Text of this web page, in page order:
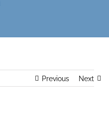
Previous Next